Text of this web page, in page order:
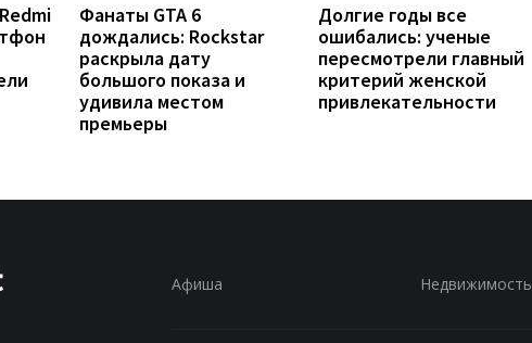
Фанаты GTA 6
дождались: Rockstar
раскрыла дату
большого показа и
удивила местом
премьеры
Долгие годы все
ошибались: ученые
пересмотрели главный
критерий женской
привлекательности
Афиша Недвижимость